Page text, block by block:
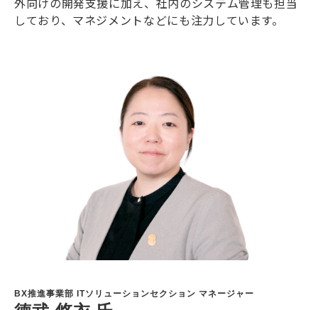
しており、マネジメントなどにも注力しています。
BX推進事業部 ITソリューションセクション マネージャー